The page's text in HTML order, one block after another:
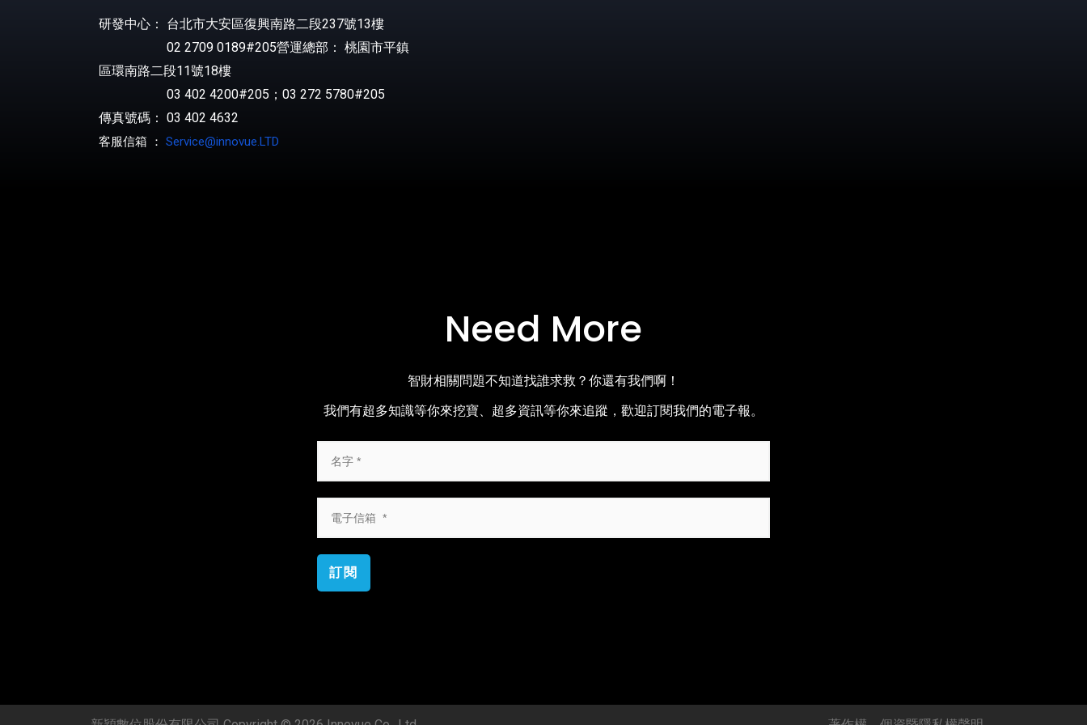
研發中心： 台北市大安區復興南路二段237號13樓
02 2709 0189#205營運總部： 桃園市平鎮
區環南路二段11號18樓
03 402 4200#205；03 272 5780#205
傳真號碼： 03 402 4632
客服信箱 ： Service@innovue.LTD
Need More
智財相關問題不知道找誰求救？你還有我們啊！
我們有超多知識等你來挖寶、超多資訊等你來追蹤，歡迎訂閱我們的電子報。
訂閱